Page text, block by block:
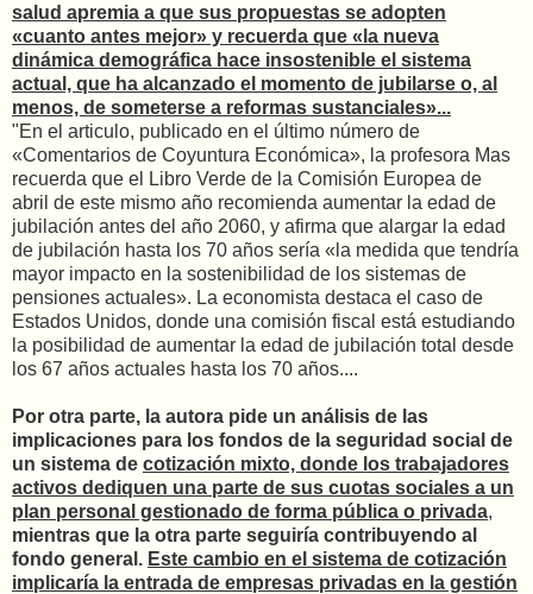
salud apremia a que sus propuestas se adopten
«cuanto antes mejor» y recuerda que «la nueva
dinámica demográfica hace insostenible el sistema
actual, que ha alcanzado el momento de jubilarse o, al
menos, de someterse a reformas sustanciales»...
"En el articulo, publicado en el último número de
«Comentarios de Coyuntura Económica», la profesora Mas
recuerda que el Libro Verde de la Comisión Europea de
abril de este mismo año recomienda aumentar la edad de
jubilación antes del año 2060, y afirma que alargar la edad
de jubilación hasta los 70 años sería «la medida que tendría
mayor impacto en la sostenibilidad de los sistemas de
pensiones actuales». La economista destaca el caso de
Estados Unidos, donde una comisión fiscal está estudiando
la posibilidad de aumentar la edad de jubilación total desde
los 67 años actuales hasta los 70 años....
Por otra parte, la autora pide un análisis de las
implicaciones para los fondos de la seguridad social de
un sistema de cotización mixto, donde los trabajadores
activos dediquen una parte de sus cuotas sociales a un
plan personal gestionado de forma pública o privada,
mientras que la otra parte seguiría contribuyendo al
fondo general. Este cambio en el sistema de cotización
implicaría la entrada de empresas privadas en la gestión